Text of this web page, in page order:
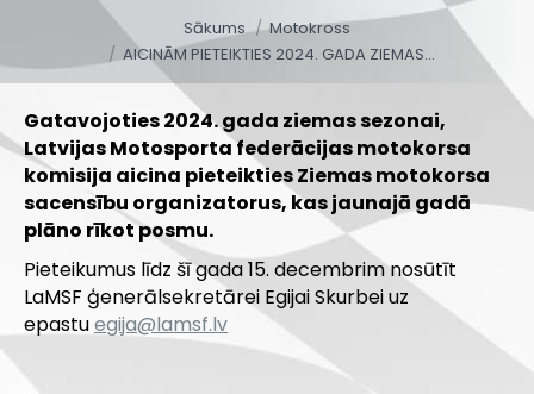
You are here:
Sākums
Motokross
AICINĀM PIETEIKTIES 2024. GADA ZIEMAS…
Gatavojoties 2024. gada ziemas sezonai,
Latvijas Motosporta federācijas motokorsa
komisija aicina pieteikties Ziemas motokorsa
sacensību organizatorus, kas jaunajā gadā
plāno rīkot posmu.
Pieteikumus līdz šī gada 15. decembrim nosūtīt
LaMSF ģenerālsekretārei Egijai Skurbei uz
epastuegija@lamsf.lv